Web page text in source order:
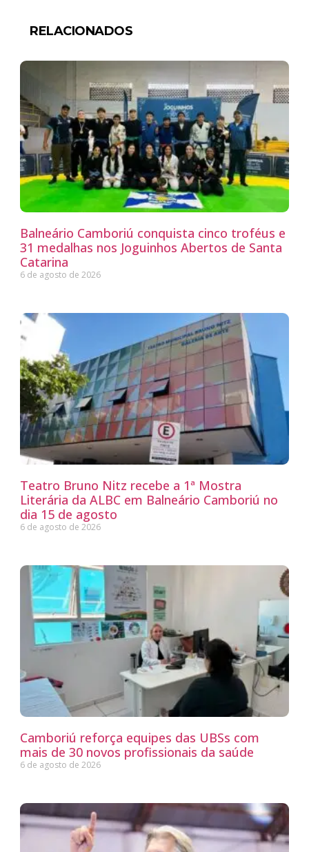
RELACIONADOS
Balneário Camboriú conquista cinco troféus e
31 medalhas nos Joguinhos Abertos de Santa
Catarina
6 de agosto de 2026
Teatro Bruno Nitz recebe a 1ª Mostra
Literária da ALBC em Balneário Camboriú no
dia 15 de agosto
6 de agosto de 2026
Camboriú reforça equipes das UBSs com
mais de 30 novos profissionais da saúde
6 de agosto de 2026